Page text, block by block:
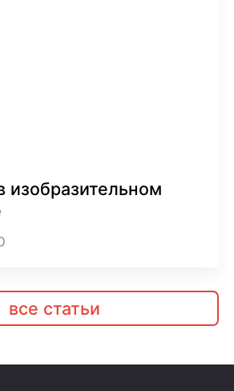
изобразительном
все статьи